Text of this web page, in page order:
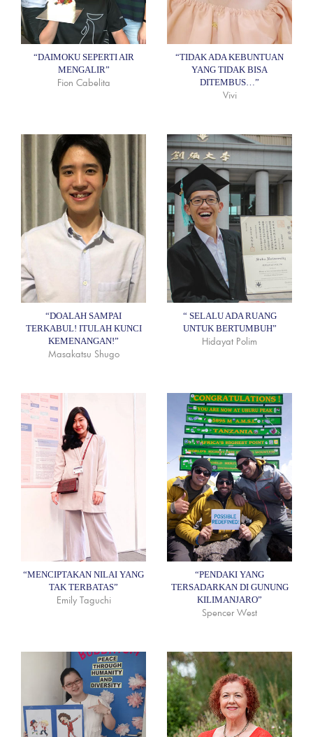
“DAIMOKU SEPERTI AIR
MENGALIR”
Fion Cabelita
“TIDAK ADA KEBUNTUAN
YANG TIDAK BISA
DITEMBUS…”
Vivi
“DOALAH SAMPAI
TERKABUL! ITULAH KUNCI
KEMENANGAN!”
Masakatsu Shugo
“ SELALU ADA RUANG
UNTUK BERTUMBUH”
Hidayat Polim
“MENCIPTAKAN NILAI YANG
TAK TERBATAS”
Emily Taguchi
“PENDAKI YANG
TERSADARKAN DI GUNUNG
KILIMANJARO”
Spencer West